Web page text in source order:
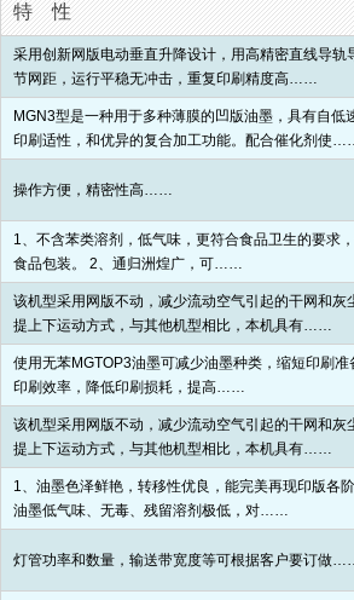
特 性
采用创新网版电动垂直升降设计，用高精密直线导轨
节网距，运行平稳无冲击，重复印刷精度高……
MGN3型是一种用于多种薄膜的凹版油墨，具有自低
印刷适性，和优异的复合加工功能。配合催化剂使
操作方便，精密性高……
1、不含苯类溶剂，低气味，更符合食品卫生的要求
食品包装。 2、通归洲煌广，可……
该机型采用网版不动，减少流动空气引起的干网和灰
提上下运动方式，与其他机型相比，本机具有……
使用无苯MGTOP3油墨可减少油墨种类，缩短印刷准
印刷效率，降低印刷损耗，提高……
该机型采用网版不动，减少流动空气引起的干网和灰
提上下运动方式，与其他机型相比，本机具有……
1、油墨色泽鲜艳，转移性优良，能完美再现印版各阶
油墨低气味、无毒、残留溶剂极低，对……
灯管功率和数量，输送带宽度等可根据客户要订做